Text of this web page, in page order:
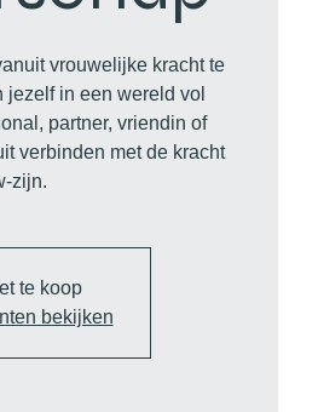
vrouwelijke kracht te
jezelf in een wereld vol
partner, vriendin of
verbinden met de kracht
zijn.
te koop
bekijken